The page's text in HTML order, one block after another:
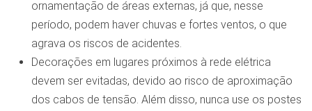
ornamentação de áreas externas, já que, nesse
período, podem haver chuvas e fortes ventos, o que
agrava os riscos de acidentes.
Decorações em lugares próximos à rede elétrica
devem ser evitadas, devido ao risco de aproximação
dos cabos de tensão. Além disso, nunca use os postes